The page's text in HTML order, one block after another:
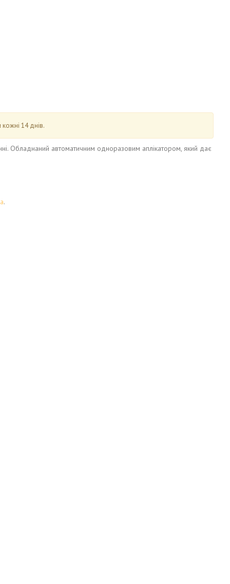
14 днів.
Обладнаний автоматичним одноразовим аплікатором, який дає
.